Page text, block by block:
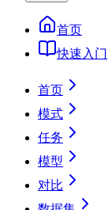
首页
快速入门
首页
模式
任务
模型
对比